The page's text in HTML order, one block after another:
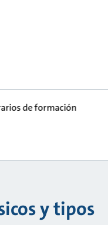
de formación
y tipos